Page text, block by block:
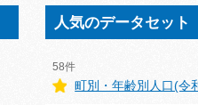
人気のデータセット
58件
町別・年齢別人口(令